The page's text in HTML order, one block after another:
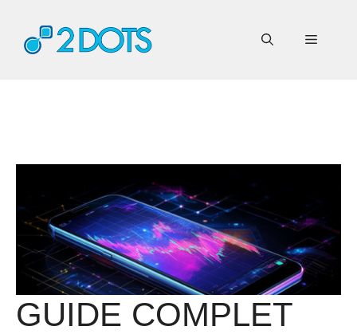
contenu
Menu
GUIDE COMPLET